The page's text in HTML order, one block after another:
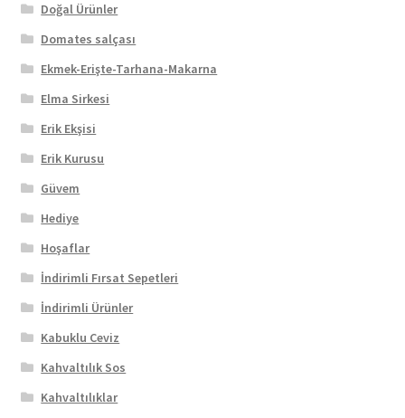
Doğal Ürünler
Domates salçası
Ekmek-Erişte-Tarhana-Makarna
Elma Sirkesi
Erik Ekşisi
Erik Kurusu
Güvem
Hediye
Hoşaflar
İndirimli Fırsat Sepetleri
İndirimli Ürünler
Kabuklu Ceviz
Kahvaltılık Sos
Kahvaltılıklar